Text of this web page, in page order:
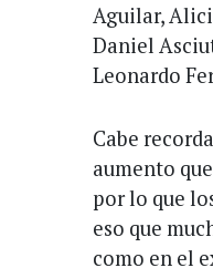
Aguilar,
Daniel
Leonardo
Cabe
aumento
por lo que
eso que
como en el